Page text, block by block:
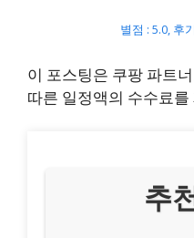
별점 : 5.0, 후
이 포스팅은 쿠팡 파트
따른 일정액의 수수료
추